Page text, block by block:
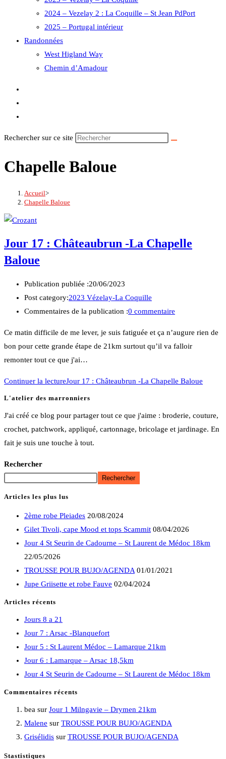
2024 – Vezelay 2 : La Coquille – St Jean PdPort
2025 – Portugal intérieur
Randonnées
West Higland Way
Chemin d’Amadour
Rechercher sur ce site
Chapelle Baloue
Accueil>
Chapelle Baloue
Jour 17 : Châteaubrun -La Chapelle
Baloue
Publication publiée :20/06/2023
Post category:2023 Vézelay-La Coquille
Commentaires de la publication :0 commentaire
Ce matin difficile de me lever, je suis fatiguée et ça n’augure rien de
bon pour cette grande étape de 21km surtout qu’il va falloir
remonter tout ce que j'ai…
Continuer la lectureJour 17 : Châteaubrun -La Chapelle Baloue
L'atelier des marronniers
J'ai créé ce blog pour partager tout ce que j'aime : broderie, couture,
crochet, patchwork, appliqué, cartonnage, bricolage et jardinage. En
fait je suis une touche à tout.
Rechercher
Rechercher
Articles les plus lus
2ème robe Pleiades 20/08/2024
Gilet Tivoli, cape Mood et tops Scammit 08/04/2026
Jour 4 St Seurin de Cadourne – St Laurent de Médoc 18km
22/05/2026
TROUSSE POUR BUJO/AGENDA 01/01/2021
Jupe Griisette et robe Fauve 02/04/2024
Articles récents
Jours 8 a 21
Jour 7 : Arsac -Blanquefort
Jour 5 : St Laurent Médoc – Lamarque 21km
Jour 6 : Lamarque – Arsac 18,5km
Jour 4 St Seurin de Cadourne – St Laurent de Médoc 18km
Commentaires récents
bea sur Jour 1 Milngavie – Drymen 21km
Malene sur TROUSSE POUR BUJO/AGENDA
Grisélidis sur TROUSSE POUR BUJO/AGENDA
Stastistiques